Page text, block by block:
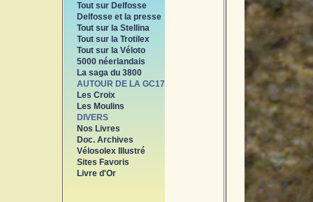
Tout sur Delfosse
Delfosse et la presse
Tout sur la Stellina
Tout sur la Trotilex
Tout sur la Véloto
5000 néerlandais
La saga du 3800
AUTOUR DE LA GC17
Les Croix
Les Moulins
DIVERS
Nos Livres
Doc. Archives
Vélosolex Illustré
Sites Favoris
Livre d'Or